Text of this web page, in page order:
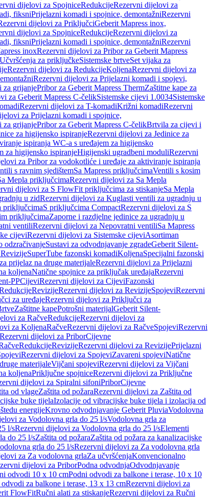
dijelovi za SpojniceRedukcijeRezervni dijelovi za
fiksniPrijelazni komadi i spojnice, demontažniRezervni
dijelovi za PriključciGeberit Mapress inox,
dijelovi za SpojniceRedukcijeRezervni dijelovi za
fiksniPrijelazni komadi i spojnice, demontažniRezervni
inoxRezervni dijelovi za Pribor za Geberit Mapress
za priključkeSistemske brtveSet vijaka za
Rezervni dijelovi za RedukcijeKoljenaRezervni dijelovi za
Rezervni dijelovi za Prijelazni komadi i spojevi,
za grijanjePribor za Geberit Mapress ThermZaštitne kape za
za Geberit Mapress C-čelikSistemske cijevi 1.0034Sistemske
Rezervni dijelovi za T-komadiKrižni komadiRezervni
za Prijelazni komadi i spojnice,
za grijanjePribor za Geberit Mapress C-čelikBrtvila za cijevi i
za higijensko ispiranjeRezervni dijelovi za Jedinice za
ispiranja WC-a s uređajem za higijensko
za higijensko ispiranjeHigijenski ugradbeni moduliRezervni
za Pribor za vodokotliće i uređaje za aktiviranje ispiranja
s ravnim sjedištemSa Mapress priključcimaVentili s kosim
Mepla priključcimaRezervni dijelovi za Sa Mepla
dijelovi za S FlowFit priključcima za stiskanjeSa Mepla
u zidRezervni dijelovi za Kuglasti ventili za ugradnju u
priključcimaS priključcima CompactRezervni dijelovi za S
priključcimaZaporne i razdjelne jedinice za ugradnju u
ventiliRezervni dijelovi za Nepovratni ventiliSa Mapress
cijeviRezervni dijelovi za Sistemske cijeviAsortiman
odzračivanjeSustavi za odvodnjavanje zgradeGeberit Silent-
SuperTube fazonski komadiKoljenaSpecijalni fazonski
prijelaz na druge materijaleRezervni dijelovi za Prijelazni
koljenaNatične spojnice za priključak uređajaRezervni
PPCijeviRezervni dijelovi za CijeviFazonski
RevizijeRezervni dijelovi za RevizijeSpojeviRezervni
za uređajeRezervni dijelovi za Priključci za
Zaštitne kapePotrošni materijalGeberit Silent-
za RačveRedukcijeRezervni dijelovi za
za KoljenaRačveRezervni dijelovi za RačveSpojeviRezervni
Rezervni dijelovi za PriborCijevne
RedukcijeRevizijeRezervni dijelovi za RevizijePrijelazni
Rezervni dijelovi za SpojeviZavareni spojeviNatične
materijaleVijčani spojeviRezervni dijelovi za Vijčani
koljenaPriključne spojniceRezervni dijelovi za Priključne
dijelovi za Spiralni sifoniPriborCijevne
od vlageZaštita od požaraRezervni dijelovi za Zaštita od
buke tijelaIzolacije od vibracijske buke tijela i izolacija od
energijeKrovno odvodnjavanje Geberit PluviaVodolovna
za Vodolovna grla do 25 l/sVodolovna grla za
l/sRezervni dijelovi za Vodolovna grla do 25 l/sElementi
do 25 l/sZaštita od požaraZaštita od požara za kanalizacijske
grla do 25 l/sRezervni dijelovi za Za vodolovna grla
za Za vodolovna grlaZa učvršćenjaKonvencionalno
dijelovi za PriborPodna odvodnjaOdvodnjavanje
odvodi 10 x 10 cmPodni odvodi za balkone i terase, 10 x 10
za balkone i terase, 13 x 13 cmRezervni dijelovi za
FlowFitRučni alati za stiskanjeRezervni dijelovi za Ručni